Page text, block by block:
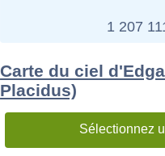
1 207
Carte du ciel
Placidus)
Sélectionnez